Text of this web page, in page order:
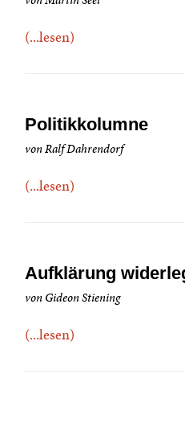
(...lesen)
Politikkolumne
von Ralf Dahrendorf
(...lesen)
Aufklärung
von Gideon Stiening
(...lesen)